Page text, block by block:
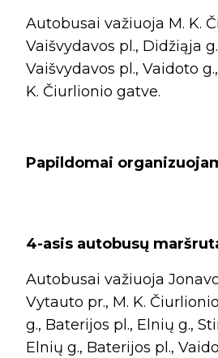
Autobusai važiuoja M. K.
Vaišvydavos pl., Didžiąja
Vaišvydavos pl., Vaidoto
K. Čiurlionio gatve.
Papildomai
4-asis autobusų
Autobusai važiuoja
Vytauto pr., M. K.
g., Baterijos pl., Elnių g.,
Elnių g., Baterijos pl.,